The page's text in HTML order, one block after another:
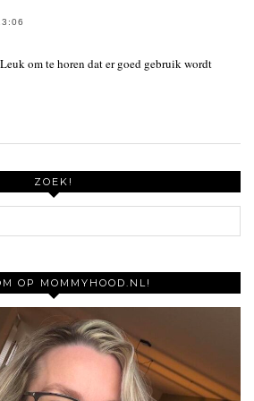
om te horen dat er goed gebruik wordt
ZOEK!
OP MOMMYHOOD.NL!